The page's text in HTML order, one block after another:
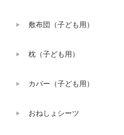
敷布団（子ども用）
枕（子ども用）
カバー（子ども用）
おねしょシーツ